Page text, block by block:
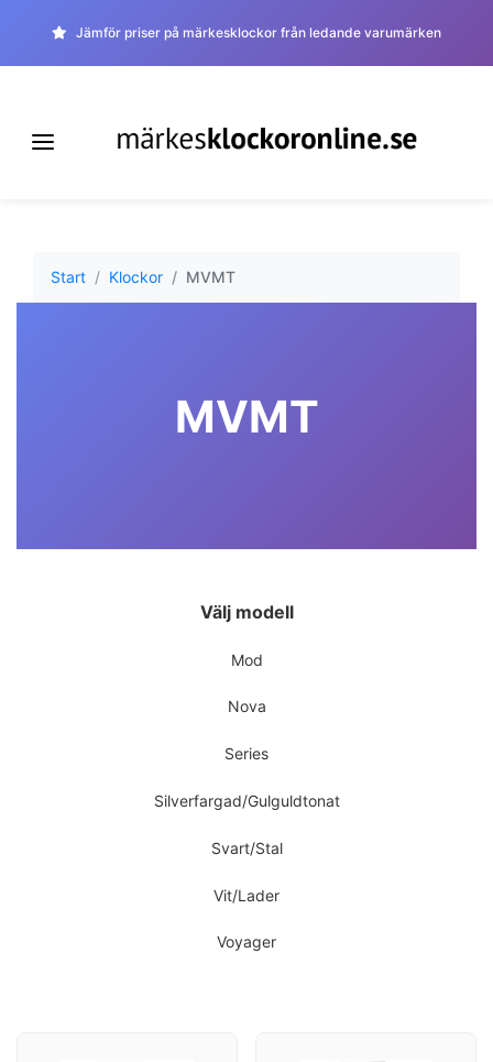
Jämför priser på märkesklockor från ledande varumärken
Start Klockor MVMT
MVMT
Välj modell
Mod
Nova
Series
Silverfargad/Gulguldtonat
Svart/Stal
Vit/Lader
Voyager